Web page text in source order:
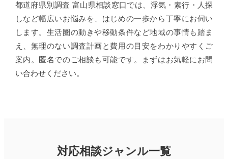
都道府県別調査 富山県相談窓口では、浮気・素行・人探
しなど幅広いお悩みを、はじめの一歩から丁寧にお伺い
します。生活圏の動きや移動条件など地域の事情も踏ま
え、無理のない調査計画と費用の目安をわかりやすくご
案内。匿名でのご相談も可能です。まずはお気軽にお問
い合わせください。
対応相談ジャンル一覧